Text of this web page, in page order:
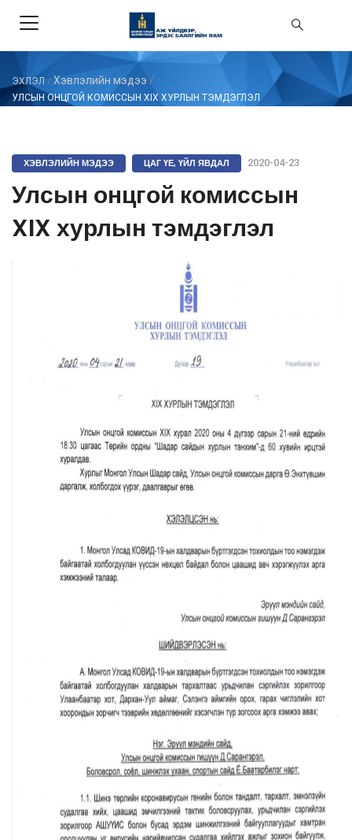
ЭХЛЭЛ / Хэвлэлийн мэдээ /
УЛСЫН ОНЦГОЙ КОМИССЫН XIX ХУРЛЫН ТЭМДЭГЛЭЛ
ХЭВЛЭЛИЙН МЭДЭЭ ЦАГ ҮЕ, ҮЙЛ ЯВДАЛ 2020-04-23
Улсын онцгой комиссын
XIX хурлын тэмдэглэл